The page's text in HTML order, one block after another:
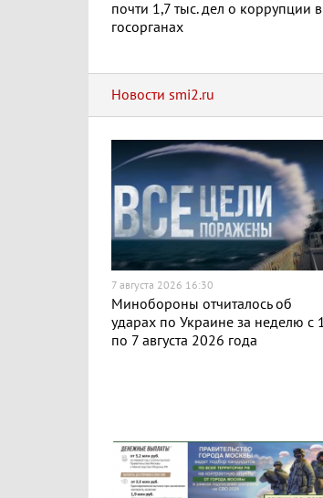
почти 1,7 тыс. дел о коррупции в
госорганах
Новости smi2.ru
7 августа 2026 16:30
Минобороны отчиталось об
ударах по Украине за неделю с
по 7 августа 2026 года